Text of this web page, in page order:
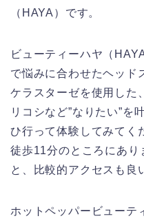
（HAYA）です。
ビューティーハヤ（
で悩みに合わせたヘッド
ケラスターゼを使用した
リコシなど”なりたい”を
ひ行って体験してみてく
徒歩11分のところにあり
と、比較的アクセスも良
ホットペッパービューテ